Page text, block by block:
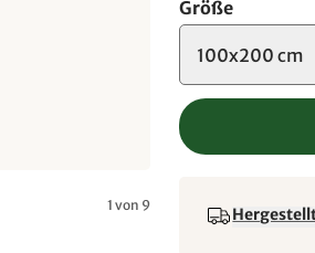
1 von 9
Größe
100x200 cm